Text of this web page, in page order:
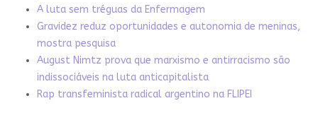
A luta sem tréguas da Enfermagem
Gravidez reduz oportunidades e autonomia de meninas,
mostra pesquisa
August Nimtz prova que marxismo e antirracismo são
indissociáveis na luta anticapitalista
Rap transfeminista radical argentino na FLIPEI